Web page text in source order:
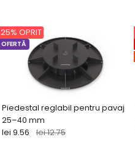
Piedestal reglabil pentru pavaj
25–40 mm
OFERTĂ
25% OPRIT
lei 9.56 lei 12.75